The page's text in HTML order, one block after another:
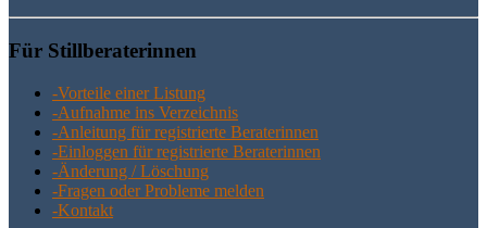
Für Still­be­ra­te­rin­nen
-Vor­tei­le einer Listung
-Auf­nah­me ins Verzeichnis
-Anlei­tung für regis­trier­te Beraterinnen
-Ein­log­gen für regis­trier­te Beraterinnen
-Ände­rung / Löschung
-Fra­gen oder Pro­ble­me melden
-Kon­takt